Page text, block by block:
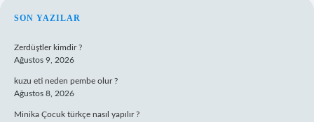
SIDEBAR
SON YAZILAR
Zerdüştler kimdir ?
Ağustos 9, 2026
kuzu eti neden pembe olur ?
Ağustos 8, 2026
Minika Çocuk türkçe nasıl yapılır ?